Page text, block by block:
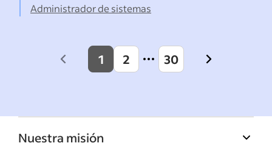
Administrador de sistemas
Previous
1 2 30
Next
Nuestra misión